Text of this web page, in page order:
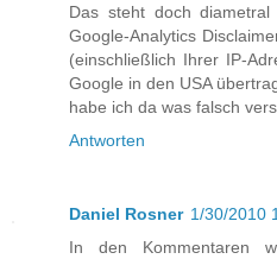
Das steht doch
Google-Analytics
(einschließlich Ihrer IP-
Google in den USA
habe ich da was falsch
Antworten
Daniel Rosner 1/30/2010
In den Kommentaren